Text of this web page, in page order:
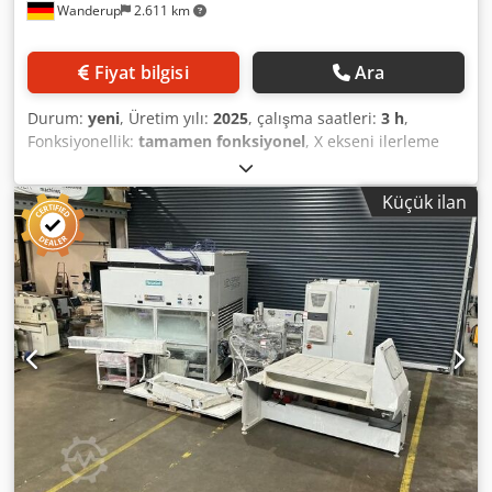
Wanderup 2.611 km
Fiyat bilgisi Ara
Durum: yeni, Üretim yılı: 2025, çalışma saatleri: 3 h,
Fonksiyonellik: tamamen fonksiyonel, X ekseni ilerleme
, iş parçası ağırlığı (maks.):
genişliği:2.500 mm, hacim debisi:8.000 m³/saat, son
revizyon yılı:2025, toplam ağırlık:3.200 kg, giriş akımı türü:
trifaze, geçiş yüksekliği:210 mm, toplam yükseklik:2.350
mm, toplam uzunluk:2.450 mm, toplam genişlik:3.500
mm, çalışma yüksekliği:950 mm, Ceetec DuoFlex Spray –
The Coating Machine for Joiners, Furniture Manufacturers,
CLT, and Glulam Suppliers, and much more. Wherever a
solid, user-friendly, and yet excellently equipped machine
is required, the DuoFlex Spray surface spraying machine
comes into play. Painting can be so simple, especially
when you not only have a robust and long-lasting coating
machine (made in Denmark, electronics from Germany
(Beckhoff, etc.)), but, above all, one that truly puts the
operator in focus: Everything is intuitive and simple to use,
Küçük ilan